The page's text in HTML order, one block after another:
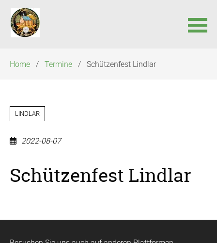
überspringen
Home Termine Schützenfest Lindlar
LINDLAR
2022-08-07
Schützenfest Lindlar